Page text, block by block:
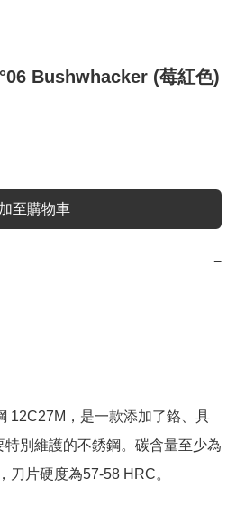
Bushwhacker (莓紅色)
加至購物車
−
12C27M，是一款添加了鉻、具
別維護的不銹鋼。碳含量至少為
刀片硬度為57-58 HRC。